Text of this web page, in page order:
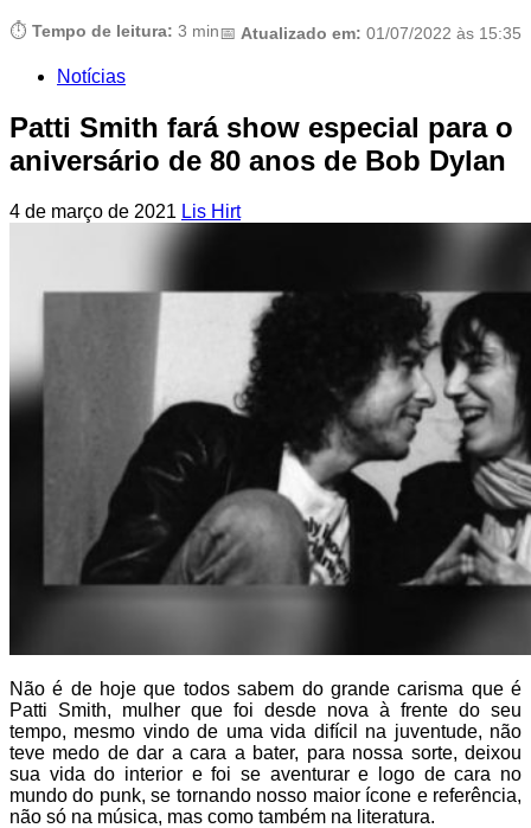
⏱️ Tempo de leitura: 3 min📅 Atualizado em: 01/07/2022 às 15:35
Notícias
Patti Smith fará show especial para o
aniversário de 80 anos de Bob Dylan
4 de março de 2021 Lis Hirt
Não é de hoje que todos sabem do grande carisma que é
Patti Smith, mulher que foi desde nova à frente do seu
tempo, mesmo vindo de uma vida difícil na juventude, não
teve medo de dar a cara a bater, para nossa sorte, deixou
sua vida do interior e foi se aventurar e logo de cara no
mundo do punk, se tornando nosso maior ícone e referência,
não só na música, mas como também na literatura.